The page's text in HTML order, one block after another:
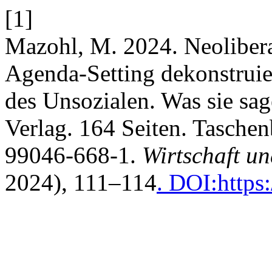
[1]
Mazohl, M. 2024.
Agenda-Setting
des Unsozialen. Was sie
Verlag. 164 Seiten.
99046-668-1. Wirtschaft
2024), 111–114.